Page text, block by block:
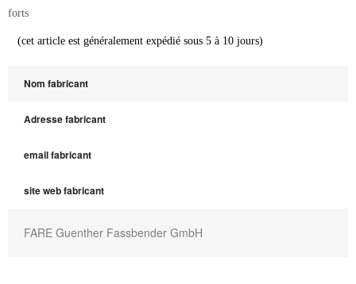
forts
(cet article est généralement expédié sous 5 à 10 jours)
Nom fabricant
Adresse fabricant
email fabricant
site web fabricant
FARE Guenther Fassbender GmbH